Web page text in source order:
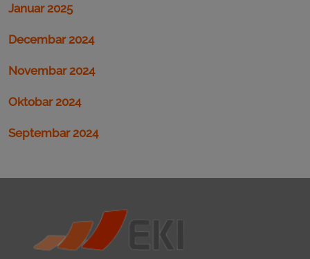
Januar 2025
Decembar 2024
Novembar 2024
Oktobar 2024
Septembar 2024